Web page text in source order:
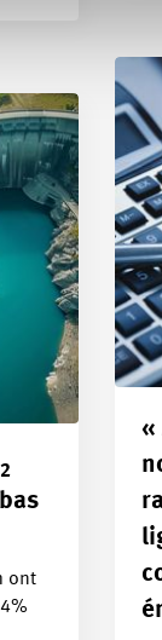
«
2
ont